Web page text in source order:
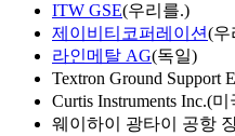
ITW GSE(우리를.)
제이비티코퍼레이션(우
라인메탈 AG(독일)
Textron Ground Support
Curtis Instruments Inc.(미
웨이하이 광타이 공항